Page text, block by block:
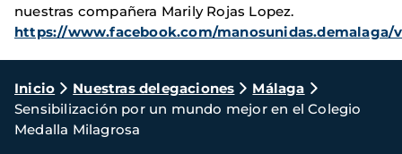
nuestras compañera Marily Rojas Lopez.
https://www.facebook.com/manosunidas.demalaga/
Ruta
de
navegación
Inicio Nuestras delegaciones
Málaga
Sensibilización por un mundo mejor en el Colegio
Medalla Milagrosa